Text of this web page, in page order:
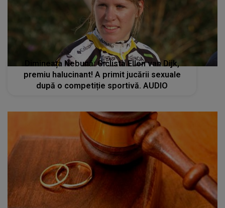
Dimineața Nebună: Ciclista Ellen van Dijk,
premiu halucinant! A primit jucării sexuale
după o competiție sportivă. AUDIO